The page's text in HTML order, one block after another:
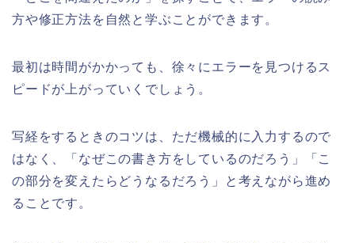
方や修正方法を自然と学ぶことができます。
最初は時間がかかっても、徐々にエラーを見つけるス
ピードが上がっていくでしょう。
写経をするときのコツは、ただ機械的に入力するので
はなく、「なぜこの書き方をしているのだろう」「こ
の部分を変えたらどうなるだろう」と考えながら進め
ることです。